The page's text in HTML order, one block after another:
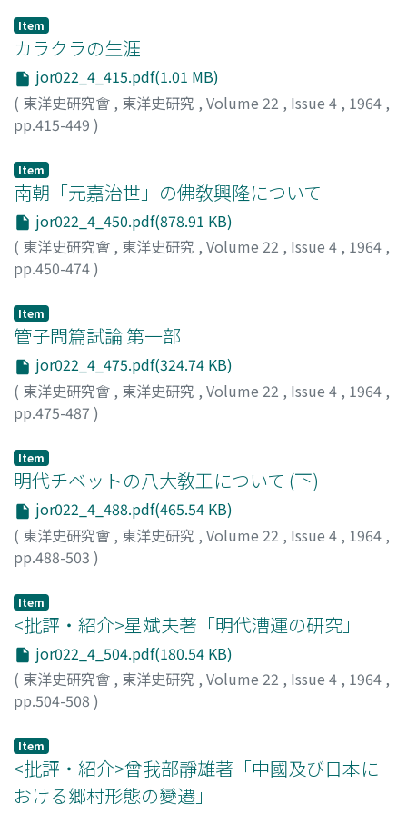
Item
カラクラの生涯
jor022_4_415.pdf(1.01 MB)
( 東洋史研究會 , 東洋史研究 , Volume 22 , Issue 4 , 1964 ,
pp.415-449 )
Item
南朝「元嘉治世」の佛敎興隆について
jor022_4_450.pdf(878.91 KB)
( 東洋史研究會 , 東洋史研究 , Volume 22 , Issue 4 , 1964 ,
pp.450-474)
Item
管子問篇試論 第一部
jor022_4_475.pdf(324.74 KB)
( 東洋史研究會 , 東洋史研究 , Volume 22 , Issue 4 , 1964 ,
pp.475-487 )
シItem
明代チベットの八大敎王について (下)
jor022_4_488.pdf(465.54 KB)
( 東洋史研究會 , 東洋史研究 , Volume 22 , Issue 4 , 1964 ,
pp.488-503 )
Item
<批評・紹介>星斌夫著「明代漕運の研究」
jor022_4_504.pdf(180.54 KB)
( 東洋史研究會 , 東洋史研究 , Volume 22 , Issue 4 , 1964 ,
pp.504-508 )
Item
<批評・紹介>曾我部靜雄著「中國及び日本に
おける郷村形態の變遷」